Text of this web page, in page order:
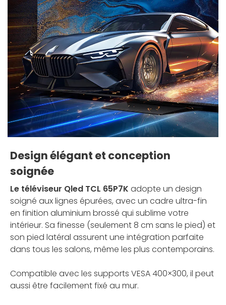
Design élégant et conception
soignée
Le téléviseur Qled TCL 65P7K adopte un design
soigné aux lignes épurées, avec un cadre ultra-fin
en finition aluminium brossé qui sublime votre
intérieur. Sa finesse (seulement 8 cm sans le pied) et
son pied latéral assurent une intégration parfaite
dans tous les salons, même les plus contemporains.
Compatible avec les supports VESA 400×300, il peut
aussi être facilement fixé au mur.